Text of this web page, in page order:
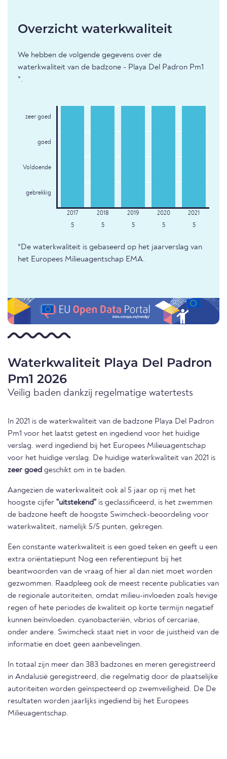
Overzicht waterkwaliteit
We hebben de volgende gegevens over de
waterkwaliteit van de badzone - Playa Del Padron Pm1
*.
zeer goed
goed
Voldoende
gebrekkig
5 5 5 5 5
*De waterkwaliteit is gebaseerd op het jaarverslag van
het Europees Milieuagentschap EMA.
Waterkwaliteit Playa Del Padron
Pm1 2026
Veilig baden dankzij regelmatige watertests
In 2021 is de waterkwaliteit van de badzone Playa Del Padron
Pm1 voor het laatst getest en ingediend voor het huidige
verslag. werd ingediend bij het Europees Milieuagentschap
voor het huidige verslag. De huidige waterkwaliteit van 2021 is
zeer goed geschikt om in te baden.
Aangezien de waterkwaliteit ook al 5 jaar op rij met het
hoogste cijfer "uitstekend" is geclassificeerd, is het zwemmen
de badzone heeft de hoogste Swimcheck-beoordeling voor
waterkwaliteit, namelijk 5/5 punten, gekregen.
Een constante waterkwaliteit is een goed teken en geeft u een
extra oriëntatiepunt Nog een referentiepunt bij het
beantwoorden van de vraag of hier al dan niet moet worden
gezwommen. Raadpleeg ook de meest recente publicaties van
de regionale autoriteiten, omdat milieu-invloeden zoals hevige
regen of hete periodes de kwaliteit op korte termijn negatief
kunnen beïnvloeden. cyanobacteriën, vibrios of cercariae,
onder andere. Swimcheck staat niet in voor de juistheid van de
informatie en doet geen aanbevelingen.
In totaal zijn meer dan 383 badzones en meren geregistreerd
in Andalusië geregistreerd, die regelmatig door de plaatselijke
autoriteiten worden geïnspecteerd op zwemveiligheid. De De
resultaten worden jaarlijks ingediend bij het Europees
Milieuagentschap.